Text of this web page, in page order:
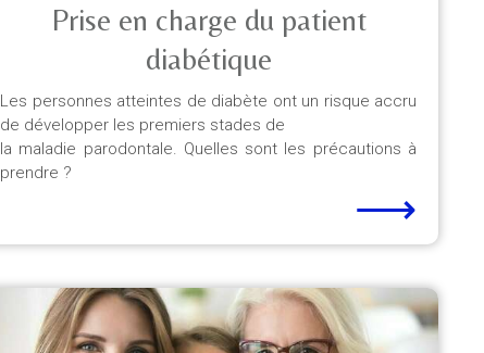
Prise en charge du patient
diabétique
Les personnes atteintes de diabète ont un risque accru
de développer les premiers stades de
la maladie parodontale. Quelles sont les précautions à
prendre ?
⟶